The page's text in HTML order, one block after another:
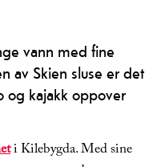
vann med fine
av Skien sluse er det
og kajakk oppover
i Kilebygda. Med sine